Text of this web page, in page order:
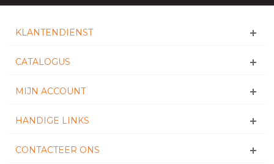
KLANTENDIENST
CATALOGUS
MIJN ACCOUNT
HANDIGE LINKS
CONTACTEER ONS